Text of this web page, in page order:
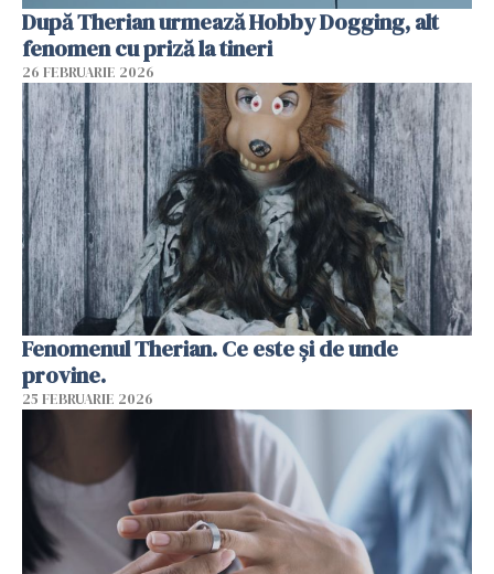
După Therian urmează Hobby Dogging, alt
fenomen cu priză la tineri
26 FEBRUARIE 2026
Fenomenul Therian. Ce este și de unde
provine.
25 FEBRUARIE 2026